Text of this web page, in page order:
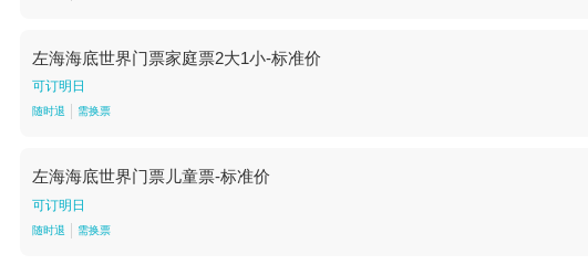
左海海底世界门票家庭票2大1小-标准价
可订明日
随时退 需换票
左海海底世界门票儿童票-标准价
可订明日
随时退 需换票